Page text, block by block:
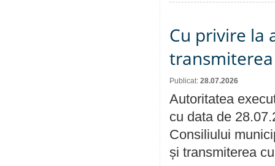
Cu privire la
Publicat: 28.07.2026
Autoritatea
cu data de
Consiliului
și transmiterea